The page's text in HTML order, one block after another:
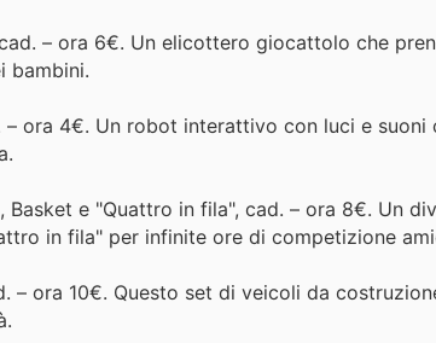
– ora 6€. Un elicottero giocattolo che
bambini.
ora 4€. Un robot interattivo con luci e
e "Quattro in fila", cad. – ora 8€. Un
in fila" per infinite ore di competizione
– ora 10€. Questo set di veicoli da